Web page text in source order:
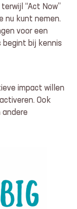
“Act Now”
nu kunt nemen.
voor een
bij kennis
impact willen
Ook